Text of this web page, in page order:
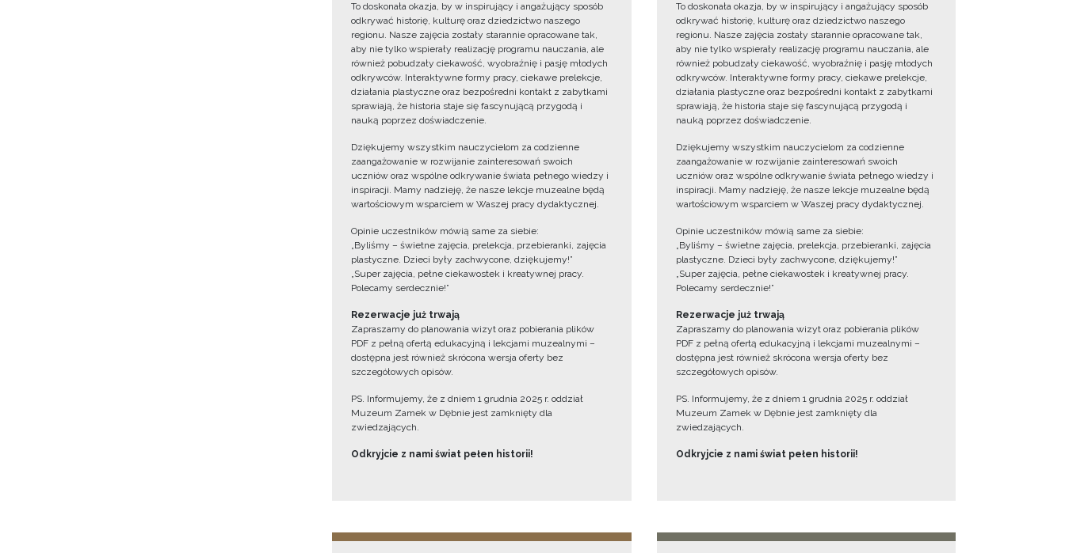
To doskonała okazja, by w inspirujący i angażujący sposób
odkrywać historię, kulturę oraz dziedzictwo naszego
regionu. Nasze zajęcia zostały starannie opracowane tak,
aby nie tylko wspierały realizację programu nauczania, ale
również pobudzały ciekawość, wyobraźnię i pasję młodych
odkrywców. Interaktywne formy pracy, ciekawe prelekcje,
działania plastyczne oraz bezpośredni kontakt z zabytkami
sprawiają, że historia staje się fascynującą przygodą i
nauką poprzez doświadczenie.
Dziękujemy wszystkim nauczycielom za codzienne
zaangażowanie w rozwijanie zainteresowań swoich
uczniów oraz wspólne odkrywanie świata pełnego wiedzy i
inspiracji. Mamy nadzieję, że nasze lekcje muzealne będą
wartościowym wsparciem w Waszej pracy dydaktycznej.
Opinie uczestników mówią same za siebie:
„Byliśmy – świetne zajęcia, prelekcja, przebieranki, zajęcia
plastyczne. Dzieci były zachwycone, dziękujemy!”
„Super zajęcia, pełne ciekawostek i kreatywnej pracy.
Polecamy serdecznie!”
Rezerwacje już trwają
Zapraszamy do planowania wizyt oraz pobierania plików
PDF z pełną ofertą edukacyjną i lekcjami muzealnymi –
dostępna jest również skrócona wersja oferty bez
szczegółowych opisów.
PS. Informujemy, że z dniem 1 grudnia 2025 r. oddział
Muzeum Zamek w Dębnie jest zamknięty dla
zwiedzających.
Odkryjcie z nami świat pełen historii!
To doskonała okazja, by w inspirujący i angażujący sposób
odkrywać historię, kulturę oraz dziedzictwo naszego
regionu. Nasze zajęcia zostały starannie opracowane tak,
aby nie tylko wspierały realizację programu nauczania, ale
również pobudzały ciekawość, wyobraźnię i pasję młodych
odkrywców. Interaktywne formy pracy, ciekawe prelekcje,
działania plastyczne oraz bezpośredni kontakt z zabytkami
sprawiają, że historia staje się fascynującą przygodą i
nauką poprzez doświadczenie.
Dziękujemy wszystkim nauczycielom za codzienne
zaangażowanie w rozwijanie zainteresowań swoich
uczniów oraz wspólne odkrywanie świata pełnego wiedzy i
inspiracji. Mamy nadzieję, że nasze lekcje muzealne będą
wartościowym wsparciem w Waszej pracy dydaktycznej.
Opinie uczestników mówią same za siebie:
„Byliśmy – świetne zajęcia, prelekcja, przebieranki, zajęcia
plastyczne. Dzieci były zachwycone, dziękujemy!”
„Super zajęcia, pełne ciekawostek i kreatywnej pracy.
Polecamy serdecznie!”
Rezerwacje już trwają
Zapraszamy do planowania wizyt oraz pobierania plików
PDF z pełną ofertą edukacyjną i lekcjami muzealnymi –
dostępna jest również skrócona wersja oferty bez
szczegółowych opisów.
PS. Informujemy, że z dniem 1 grudnia 2025 r. oddział
Muzeum Zamek w Dębnie jest zamknięty dla
zwiedzających.
Odkryjcie z nami świat pełen historii!